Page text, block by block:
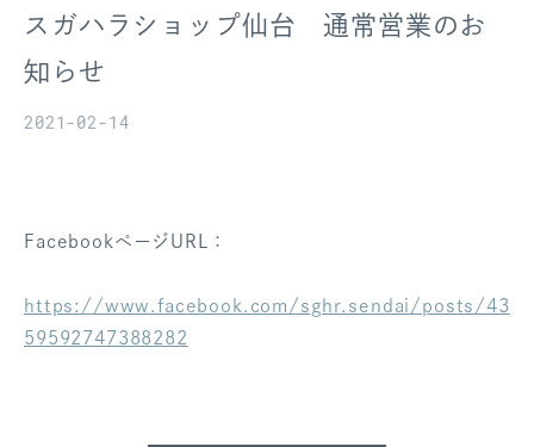
ショッピング バッグを見る
お気に入り
スガハラショップ仙台 通常営業のお
知らせ
2021-02-14
FacebookページURL：
https://www.facebook.com/sghr.sendai/posts/43
59592747388282